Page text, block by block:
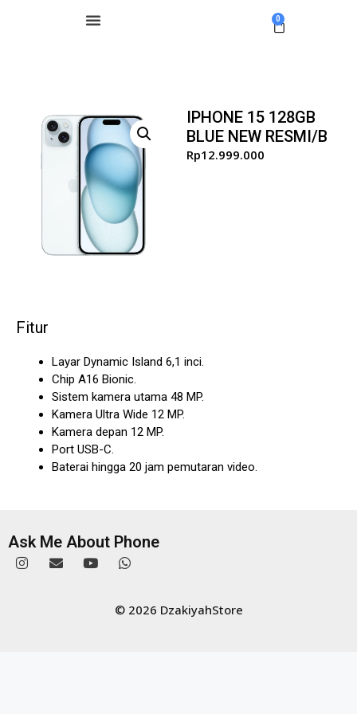
0
IPHONE 15 128GB
BLUE NEW RESMI/B
Rp12.999.000
Fitur
Layar Dynamic Island 6,1 inci.
Chip A16 Bionic.
Sistem kamera utama 48 MP.
Kamera Ultra Wide 12 MP.
Kamera depan 12 MP.
Port USB-C.
Baterai hingga 20 jam pemutaran video.
Ask Me About Phone
© 2026 DzakiyahStore